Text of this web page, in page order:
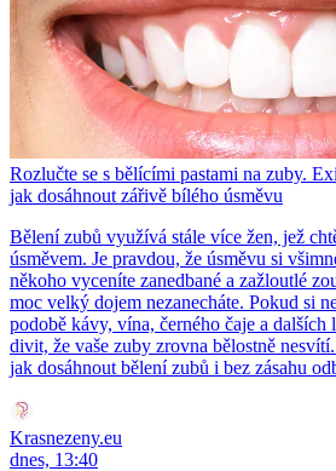
Rozlučte se s bělícími pastami na zuby.
jak dosáhnout zářivě bílého úsměvu
Bělení zubů využívá stále více žen, jež
úsměvem. Je pravdou, že úsměvu si
někoho vyceníte zanedbané a zažloutlé
moc velký dojem nezanecháte. Pokud si
podobě kávy, vína, černého čaje a dalších
divit, že vaše zuby zrovna bělostně
jak dosáhnout bělení zubů i bez zásahu
Krasnezeny.eu
dnes, 13:40